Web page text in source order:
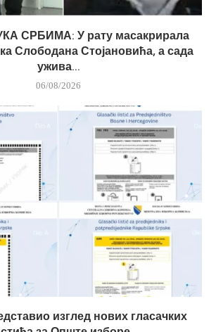
СРБИМА: У рату масакрирала
Слободана Стојановића, а сада
ужива...
06/08/2026
изглед нових гласачких